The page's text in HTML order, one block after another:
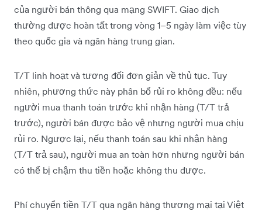
của người bán thông qua mạng SWIFT. Giao dịch
thường được hoàn tất trong vòng 1–5 ngày làm việc tùy
theo quốc gia và ngân hàng trung gian.
T/T linh hoạt và tương đối đơn giản về thủ tục. Tuy
nhiên, phương thức này phân bổ rủi ro không đều: nếu
người mua thanh toán trước khi nhận hàng (T/T trả
trước), người bán được bảo vệ nhưng người mua chịu
rủi ro. Ngược lại, nếu thanh toán sau khi nhận hàng
(T/T trả sau), người mua an toàn hơn nhưng người bán
có thể bị chậm thu tiền hoặc không thu được.
Phí chuyển tiền T/T qua ngân hàng thương mại tại Việt